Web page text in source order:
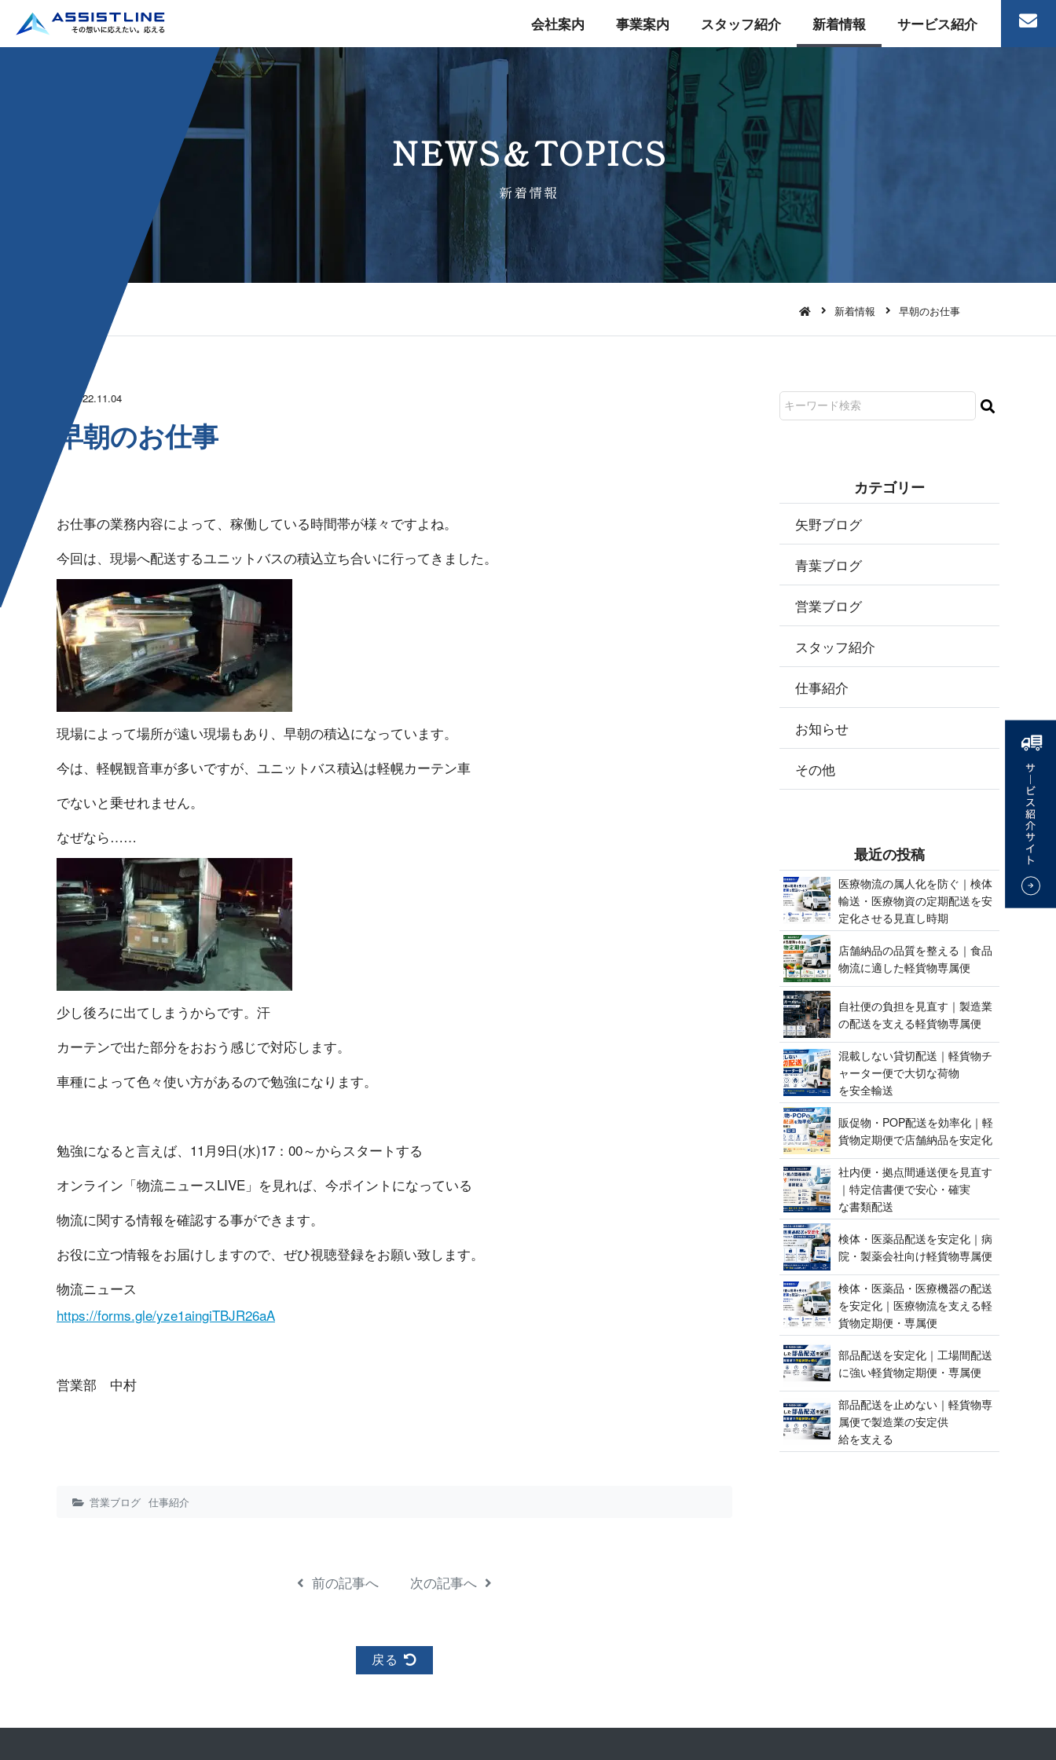
会社案内 事業案内 スタッフ紹介 新着情報 サービス紹介
NEWS＆TO P I C S
新 着 情 報
新着情報 早朝のお仕事
2022.11.04
早朝 の お 仕 事
お仕事の業務内容によって、稼働している時間帯が様々で す よ ね 。
今回は、現場へ配送するユニットバスの積込立ち合いに行ってき ま し た 。
現場によって場所が遠い現場もあり、早朝の積込になって い ま す 。
今は、軽幌観音車が多いですが、ユニットバス積込は軽幌カ ー テ ン 車
でないと乗せれ ま せ ん 。
なぜ な ら … …
少し後ろに出てしまうから で す 。 汗
カーテンで出た部分をおおう感じで対応 し ま す 。
車種によって色々使い方があるので勉強にな り ま す 。
勉強になると言えば、11月9日(水)17：00～からスタ ー ト す る
オンライン「物流ニュースLIVE」を見れば、今ポイントにな っ て い る
物流に関する情報を確認する事がで き ま す 。
お役に立つ情報をお届けしますので、ぜひ視聴登録をお願い致 し ま す 。
物流ニュース
https://forms.gle/yze1aingiTBJR26aA
営業 部 中 村
営業ブログ 仕事紹介
前の記事へ 次の記事へ
戻る
カ テ ゴ リ ー
矢野ブログ
青葉ブログ
営業ブログ
スタッフ紹介
仕事紹介
お知らせ
その他
最 近 の 投 稿
医療物流の属人化を防ぐ｜検体
輸送・医療物資の定期配送を安
定化させる見 直 し 時 期
店舗納品の品質を整える｜食品
物流に適した軽貨 物 専 属 便
自社便の負担を見直す｜製造業
の配送を支える軽貨 物 専 属 便
混載しない貸切配送｜軽貨物チ
ャーター便で大切な荷物
を 安 全 輸 送
販促物・POP配送を効率化｜軽
貨物定期便で店舗納品 を 安 定 化
社内便・拠点間逓送便を見直す
｜特定信書便で安心・確実
な 書 類 配 送
検体・医薬品配送を安定化｜病
院・製薬会社向け軽貨 物 専 属 便
検体・医薬品・医療機器の配送
を安定化｜医療物流を支える軽
貨物定期便 ・ 専 属 便
部品配送を安定化｜工場間配送
に強い軽貨物定期便 ・ 専 属 便
部品配送を止めない｜軽貨物専
属便で製造業の安定供
給 を 支 え る